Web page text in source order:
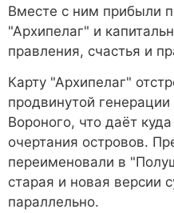
Вместе с ним прибыли
"Архипелаг" и
правления, счастья и
Карту "Архипелаг"
продвинутой
Вороного, что даёт
очертания островов.
переименовали в
старая и новая версии
параллельно.